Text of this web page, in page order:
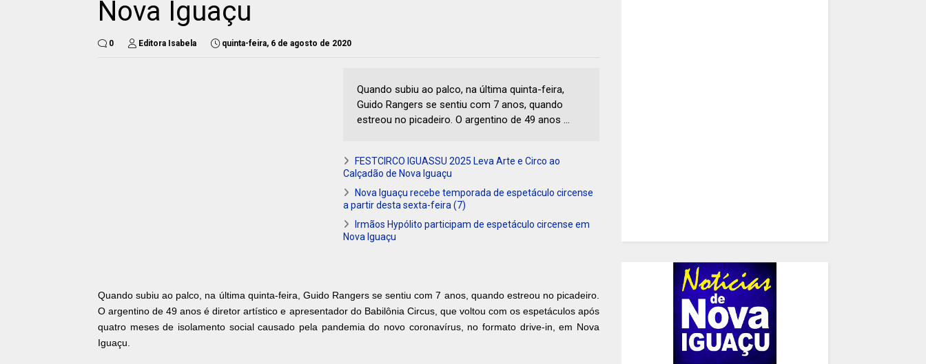
Nova Iguaçu
0 Editora Isabela quinta-feira, 6 de agosto de 2020
Quando subiu ao palco, na última quinta-feira,
Guido Rangers se sentiu com 7 anos, quando
estreou no picadeiro. O argentino de 49 anos ...
FESTCIRCO IGUASSU 2025 Leva Arte e Circo ao
Calçadão de Nova Iguaçu
Nova Iguaçu recebe temporada de espetáculo circense
a partir desta sexta-feira (7)
Irmãos Hypólito participam de espetáculo circense em
Nova Iguaçu
Quando subiu ao palco, na última quinta-feira, Guido Rangers se sentiu com 7 anos, quando estreou no picadeiro.
O argentino de 49 anos é diretor artístico e apresentador do Babilônia Circus, que voltou com os espetáculos após
quatro meses de isolamento social causado pela pandemia do novo coronavírus, no formato drive-in, em Nova
Iguaçu.